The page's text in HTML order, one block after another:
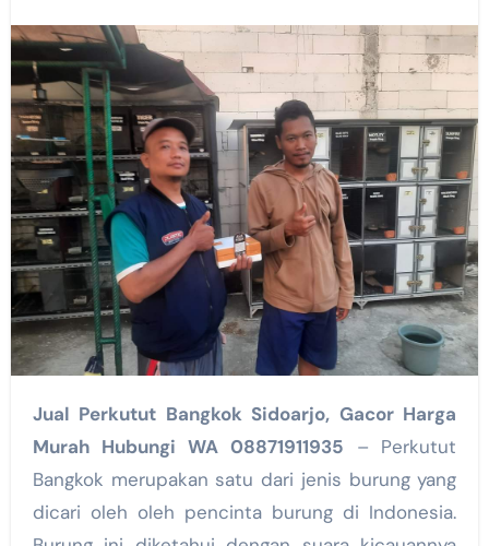
Jual Perkutut Bangkok Sidoarjo, Gacor Harga
Murah Hubungi WA 08871911935 – Perkutut
Bangkok merupakan satu dari jenis burung yang
dicari oleh oleh pencinta burung di Indonesia.